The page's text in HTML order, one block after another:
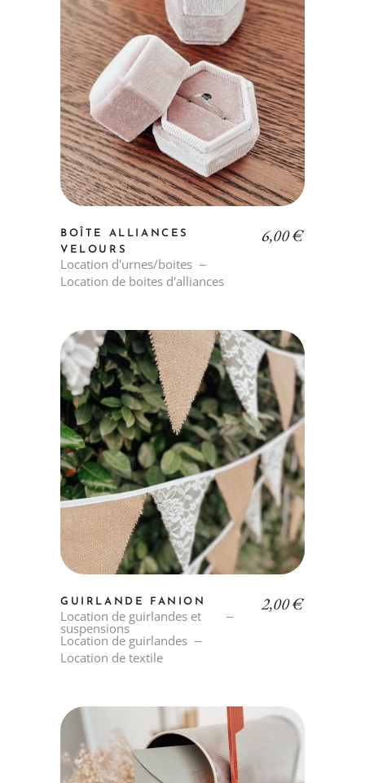
BOÎTE ALLIANCES
VELOURS
Location d'urnes/boites
Location de boites d'alliances
6,00€
GUIRLANDE FANION
Location de guirlandes et
suspensions
Location de guirlandes
Location de textile
2,00€